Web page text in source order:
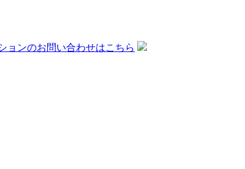
ョンのお問い合わせはこちら